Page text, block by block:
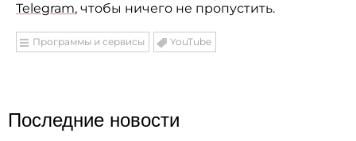
Telegram, чтобы ничего не пропустить.
Программы и сервисы YouTube
Последние новости